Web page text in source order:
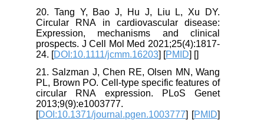
20. Tang Y, Bao J, Hu J, Liu L, Xu DY.
Circular RNA in cardiovascular disease:
Expression, mechanisms and clinical
prospects. J Cell Mol Med 2021;25(4):1817-
24. [DOI:10.1111/jcmm.16203] [PMID] [
21. Salzman J, Chen RE, Olsen MN, Wang
PL, Brown PO. Cell-type specific features of
circular RNA expression. PLoS Genet
2013;9(9):e1003777.
[DOI:10.1371/journal.pgen.1003777] [PMID